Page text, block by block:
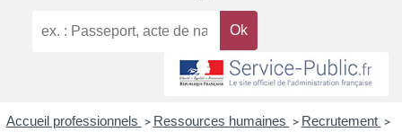
Accueil professionnels > Ressources humaines > Recrutement >